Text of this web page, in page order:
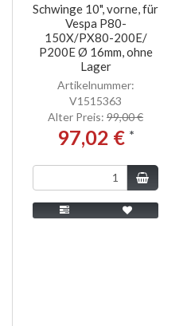
Schwinge 10", vorne, für
Vespa P80-
150X/PX80-200E/
P200E Ø 16mm, ohne
Lager
Artikelnummer:
V1515363
Alter Preis: 99,00 €
97,02 € *